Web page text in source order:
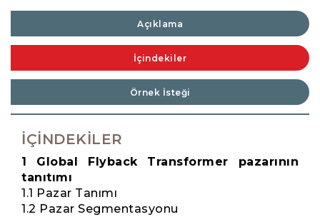
Açıklama
İçindekiler
Örnek İsteği
İÇINDEKILER
1 Global Flyback Transformer pazarının
tanıtımı
1.1 Pazar Tanımı
1.2 Pazar Segmentasyonu